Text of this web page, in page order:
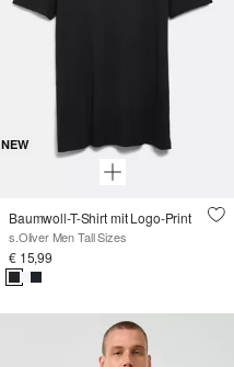
NEW
Baumwoll-T-Shirt mit Logo-Print
s.Oliver Men Tall Sizes
€ 15,99